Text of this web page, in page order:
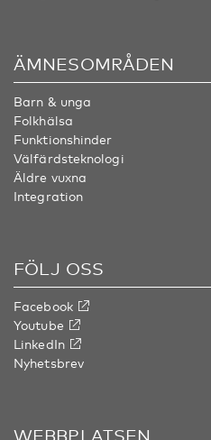
ÄMNESOMRÅDEN
Barn & unga
Folkhälsa
Funktionshinder
Välfärdsteknologi
Äldre vuxna
Integration
FÖLJ OSS
Facebook
Youtube
LinkedIn
Nyhetsbrev
WEBBPLATSEN